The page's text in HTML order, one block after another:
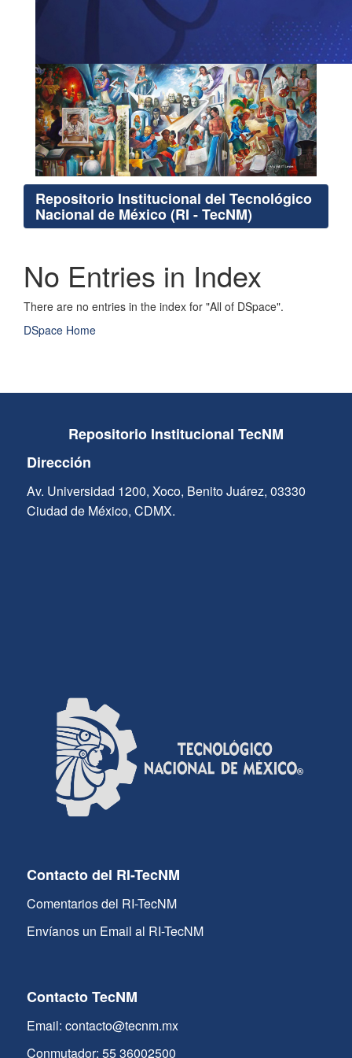
Repositorio Institucional del Tecnológico
Nacional de México (RI - TecNM)
No Entries in Index
There are no entries in the index for "All of DSpace".
DSpace Home
Repositorio Institucional TecNM
Dirección
Av. Universidad 1200, Xoco, Benito Juárez, 03330
Ciudad de México, CDMX.
Contacto del RI-TecNM
Comentarios del RI-TecNM
Envíanos un Email al RI-TecNM
Contacto TecNM
Email: contacto@tecnm.mx
Conmutador: 55 36002500